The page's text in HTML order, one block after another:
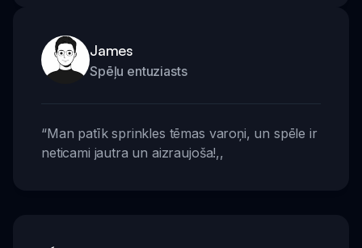
James
Spēļu entuziasts
“Man patīk sprinkles tēmas varoņi, un spēle ir
neticami jautra un aizraujoša!,,